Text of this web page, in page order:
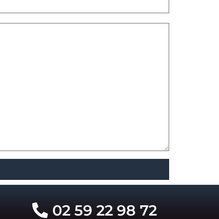
02 59 22 98 72